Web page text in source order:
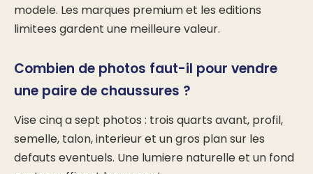
modele. Les marques premium et les editions
limitees gardent une meilleure valeur.
Combien de photos faut-il pour vendre
une paire de chaussures ?
Vise cinq a sept photos : trois quarts avant, profil,
semelle, talon, interieur et un gros plan sur les
defauts eventuels. Une lumiere naturelle et un fond